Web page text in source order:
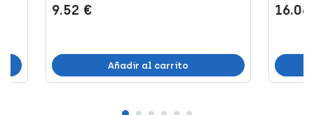
9.52 €
Añadir al carrito